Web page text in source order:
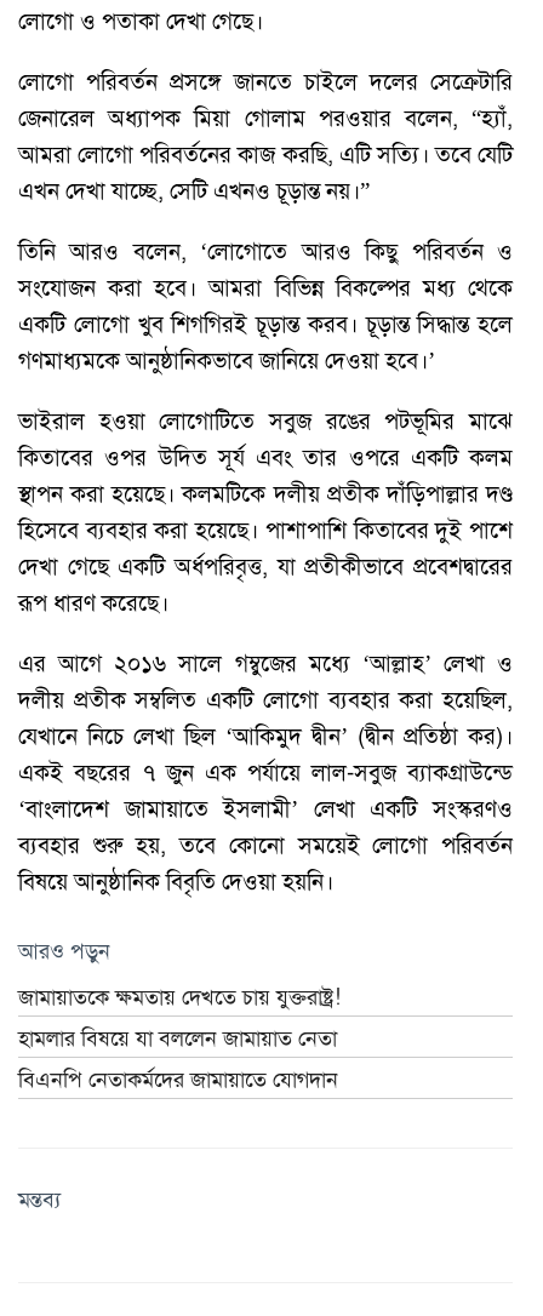
লোগো ও পতাকা দেখা গেছে।
লোগো পরিবর্তন প্রসঙ্গে জানতে চাইলে দলের সেক্রেটারি
জেনারেল অধ্যাপক মিয়া গোলাম পরওয়ার বলেন, “হ্যাঁ,
আমরা লোগো পরিবর্তনের কাজ করছি, এটি সত্যি। তবে যেটি
এখন দেখা যাচ্ছে, সেটি এখনও চূড়ান্ত নয়।”
তিনি আরও বলেন, ‘লোগোতে আরও কিছু পরিবর্তন ও
সংযোজন করা হবে। আমরা বিভিন্ন বিকল্পের মধ্য থেকে
একটি লোগো খুব শিগগিরই চূড়ান্ত করব। চূড়ান্ত সিদ্ধান্ত হলে
গণমাধ্যমকে আনুষ্ঠানিকভাবে জানিয়ে দেওয়া হবে।’
ভাইরাল হওয়া লোগোটিতে সবুজ রঙের পটভূমির মাঝে
কিতাবের ওপর উদিত সূর্য এবং তার ওপরে একটি কলম
স্থাপন করা হয়েছে। কলমটিকে দলীয় প্রতীক দাঁড়িপাল্লার দণ্ড
হিসেবে ব্যবহার করা হয়েছে। পাশাপাশি কিতাবের দুই পাশে
দেখা গেছে একটি অর্ধপরিবৃত্ত, যা প্রতীকীভাবে প্রবেশদ্বারের
রূপ ধারণ করেছে।
এর আগে ২০১৬ সালে গম্বুজের মধ্যে ‘আল্লাহ’ লেখা ও
দলীয় প্রতীক সম্বলিত একটি লোগো ব্যবহার করা হয়েছিল,
যেখানে নিচে লেখা ছিল ‘আকিমুদ দ্বীন’ (দ্বীন প্রতিষ্ঠা কর)।
একই বছরের ৭ জুন এক পর্যায়ে লাল-সবুজ ব্যাকগ্রাউন্ডে
‘বাংলাদেশ জামায়াতে ইসলামী’ লেখা একটি সংস্করণও
ব্যবহার শুরু হয়, তবে কোনো সময়েই লোগো পরিবর্তন
বিষয়ে আনুষ্ঠানিক বিবৃতি দেওয়া হয়নি।
আরও পড়ুন
জামায়াতকে ক্ষমতায় দেখতে চায় যুক্তরাষ্ট্র!
হামলার বিষয়ে যা বললেন জামায়াত নেতা
বিএনপি নেতাকর্মদের জামায়াতে যোগদান
মন্তব্য